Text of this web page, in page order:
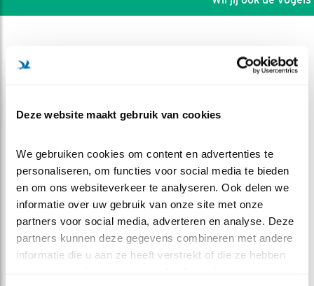
Deze website maakt gebruik van cookies
We gebruiken cookies om content en advertenties te
personaliseren, om functies voor social media te bieden
en om ons websiteverkeer te analyseren. Ook delen we
informatie over uw gebruik van onze site met onze
partners voor social media, adverteren en analyse. Deze
partners kunnen deze gegevens combineren met andere
informatie die u aan ze heeft verstrekt of die ze hebben
DEEL DIT FILMPJE